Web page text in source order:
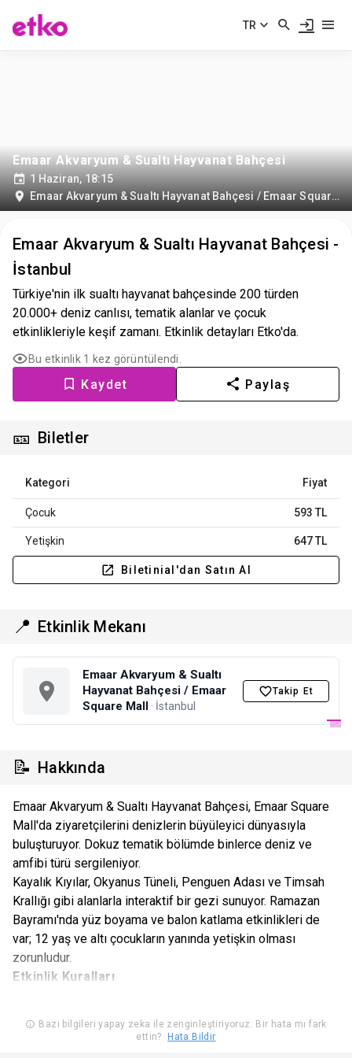
TR
Emaar Akvaryum & Sualtı Hayvanat Bahçesi
1 Haziran, 18:15
Emaar Akvaryum & Sualtı Hayvanat Bahçesi / Emaar Square Mall
Emaar Akvaryum & Sualtı Hayvanat Bahçesi -
İstanbul
Türkiye'nin ilk sualtı hayvanat bahçesinde 200 türden
20.000+ deniz canlısı, tematik alanlar ve çocuk
etkinlikleriyle keşif zamanı. Etkinlik detayları Etko'da.
Bu etkinlik 1 kez görüntülendi.
Kaydet Paylaş
🎫 Biletler
Kategori Fiyat
Çocuk 593 TL
Yetişkin 647 TL
Biletinial'dan Satın Al
📍 Etkinlik Mekanı
Emaar Akvaryum & Sualtı
Hayvanat Bahçesi / Emaar
Square Mall · İstanbul
Takip Et
📝 Hakkında
Emaar Akvaryum & Sualtı Hayvanat Bahçesi, Emaar Square
Mall'da ziyaretçilerini denizlerin büyüleyici dünyasıyla
buluşturuyor. Dokuz tematik bölümde binlerce deniz ve
amfibi türü sergileniyor.
Kayalık Kıyılar, Okyanus Tüneli, Penguen Adası ve Timsah
Krallığı gibi alanlarla interaktif bir gezi sunuyor. Ramazan
Bayramı'nda yüz boyama ve balon katlama etkinlikleri de
var; 12 yaş ve altı çocukların yanında yetişkin olması
zorunludur.
Etkinlik Kuralları
bilet bedeli ve hizmet bedeli iadesi ve/ veya değişiklik
yapılması mümkün değildir. Gün ve saatinde kullanılmayan
Bazı bilgileri yapay zeka ile zenginleştiriyoruz. Bir hata mı fark
ettin?
Hata Bildir